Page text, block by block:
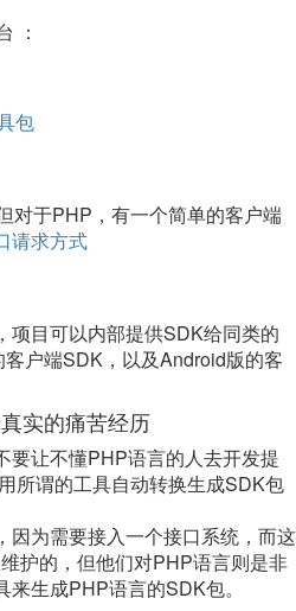
：
包
对于PHP，有一个简单的客户端
请求方式
项目可以内部提供SDK给同类的
户端SDK，以及Android版的客
实的痛苦经历
要让不懂PHP语言的人去开发提
所谓的工具自动转换生成SDK包
因为需要接入一个接口系统，而这
护的，但他们对PHP语言则是非
生成PHP语言的SDK包。